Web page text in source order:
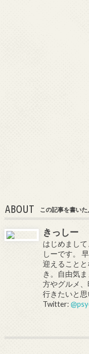
ABOUT この記事を書いた
きっしー
はじめまし
しーです。
迎えること
き。自由気
方やグルメ
行きたいと思
Twitter: